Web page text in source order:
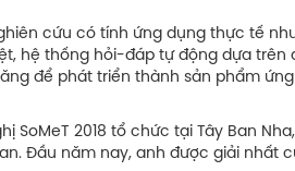
cứu có tính ứng dụng thực tế
hệ thống hỏi-đáp tự động dựa trên
để phát triển thành sản phẩm
SoMeT 2018 tổ chức tại Tây Ban
Đầu năm nay, anh được giải nhất